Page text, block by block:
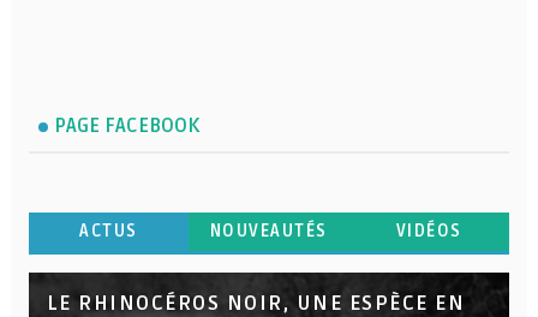
PAGE FACEBOOK
ACTUS NOUVEAUTÉS VIDÉOS
LE RHINOCÉROS NOIR, UNE ESPÈCE EN